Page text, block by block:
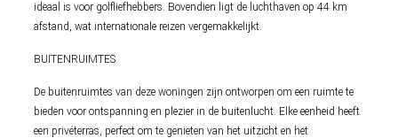
ideaal is voor golfliefhebbers. Bovendien ligt de luchthaven op 44 km
afstand, wat internationale reizen vergemakkelijkt.
BUITENRUIMTES
De buitenruimtes van deze woningen zijn ontworpen om een ruimte te
bieden voor ontspanning en plezier in de buitenlucht. Elke eenheid heeft
een privéterras, perfect om te genieten van het uitzicht en het